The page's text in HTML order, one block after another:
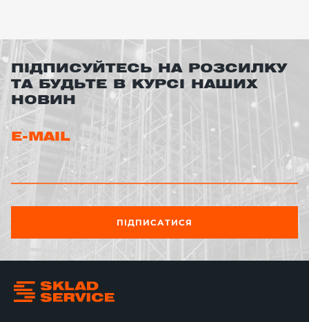
ПІДПИСУЙТЕСЬ НА РОЗСИЛКУ
ТА БУДЬТЕ В КУРСІ НАШИХ
НОВИН
E-MAIL
ПІДПИСАТИСЯ